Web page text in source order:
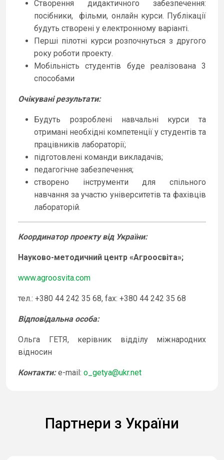
Створення дидактичного забезпечення:
посібники, фільми, онлайн курси. Публікації
будуть створені у електронному варіанті.
Перші пілотні курси розпочнуться з другого
року роботи проекту.
Мобільність студентів буде реалізована 3
способами
Очікувані результати:
Будуть розроблені навчальні курси та
отримані необхідні компетенції у студентів та
працівників лабораторії;
підготовлені команди викладачів;
педагогічне забезпечення;
створено інструменти для спільного
навчання за участю університетів та фахівців
лабораторій.
Координатор проекту від України:
Науково-методичний центр «Агроосвіта»;
www.agroosvita.com
тел.: +380 44 242 35 68, fax: +380 44 242 35 68
Відповідальна особа:
Ольга ГЕТЯ, керівник відділу міжнародних
відносин
Контакти:e-mail: o_getya@ukr.net
Партнери з України